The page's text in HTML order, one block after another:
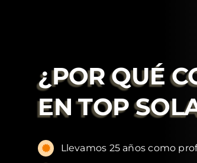
¿POR QUÉ
EN TOP
Llevamos 25 años como